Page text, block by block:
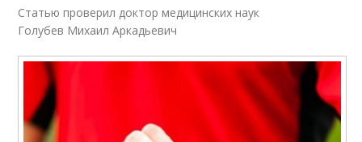
Статью проверил доктор медицинских наук
Голубев Михаил Аркадьевич